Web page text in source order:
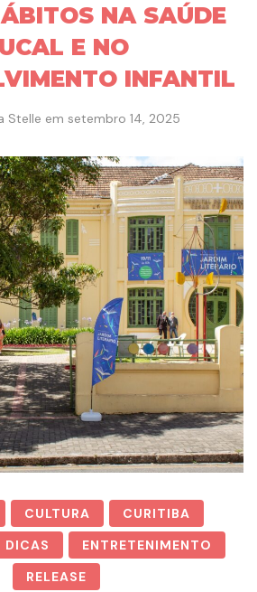
NA SAÚDE
E NO
INFANTIL
Stelle em setembro 14, 2025
CULTURA
CURITIBA
DICAS
ENTRETENIMENTO
RELEASE